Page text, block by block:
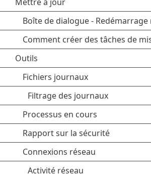
Boîte de dialogue - Redémarrage
Comment créer des tâches de
Outils
Fichiers journaux
Filtrage des journaux
Processus en cours
Rapport sur la sécurité
Connexions réseau
Activité réseau